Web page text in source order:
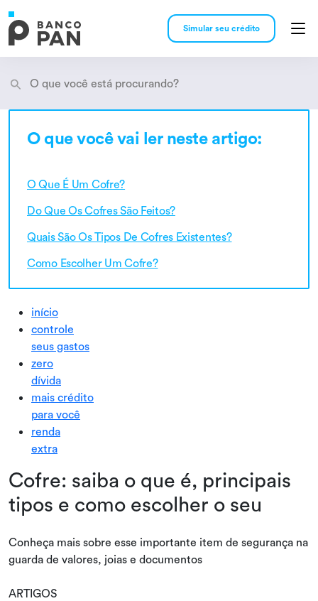
Simular seu crédito
Encontramos
O que você vai ler neste artigo:
O Que É Um Cofre?
Do Que Os Cofres São Feitos?
Quais São Os Tipos De Cofres Existentes?
Como Escolher Um Cofre?
início
controle
seus gastos
zero
dívida
mais crédito
para você
renda
extra
Cofre: saiba o que é, principais
tipos e como escolher o seu
Conheça mais sobre esse importante item de segurança na
guarda de valores, joias e documentos
ARTIGOS